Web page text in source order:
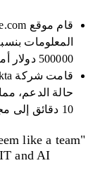
500000 دولار أمريكي من تكاليف التوظيف.
حالة الدعم،
10 دقائق إلى مجرد ثوانٍ.
like a team
and AI